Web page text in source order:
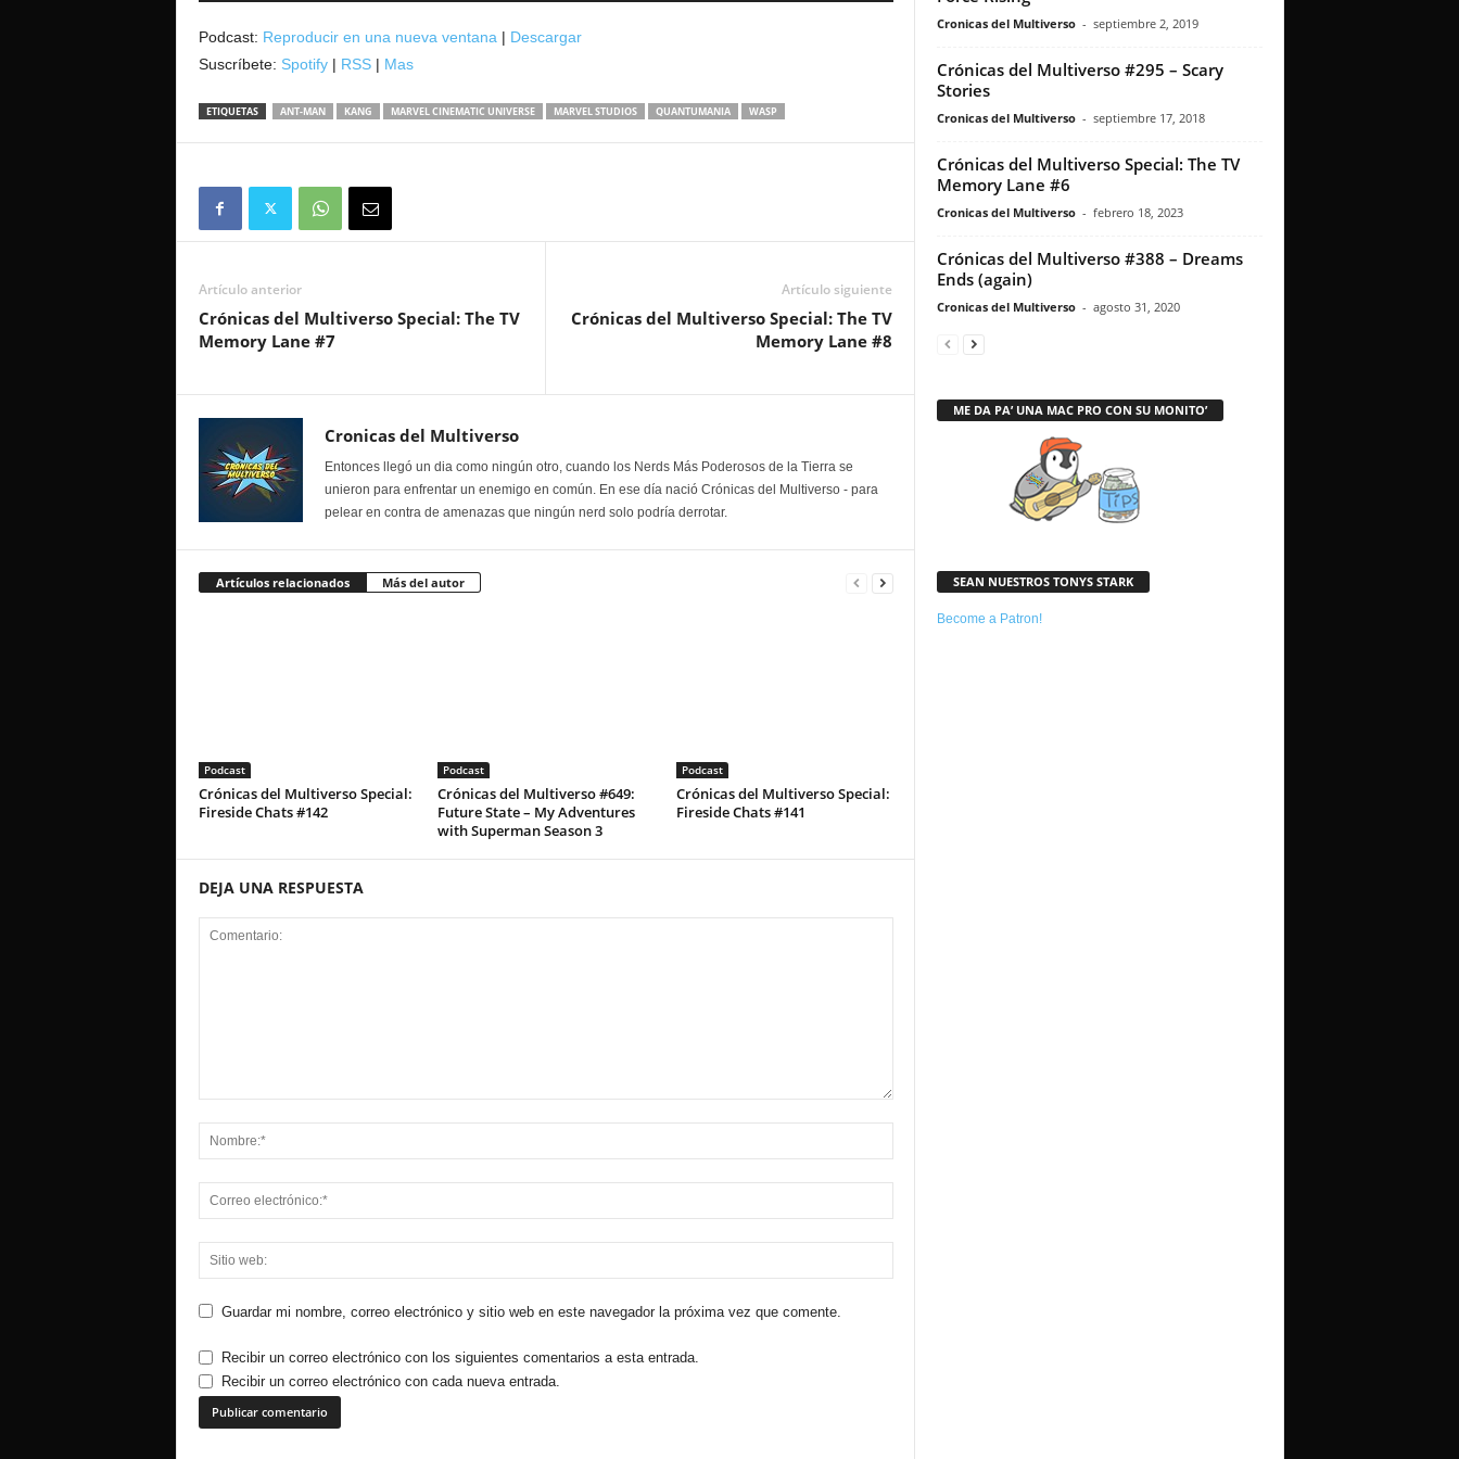
Podcast: Reproducir en una nueva ventana| Descargar
Suscríbete: Spotify| RSS| Mas
ETIQUETAS ANT-MAN KANG MARVEL CINEMATIC UNIVERSE MARVEL STUDIOS QUANTUMANIA WASP
Artículo anterior
Crónicas del Multiverso Special: The TV
Memory Lane #7
Artículo siguiente
Crónicas del Multiverso Special: The TV
Memory Lane #8
Cronicas del Multiverso
Entonces llegó un dia como ningún otro, cuando los Nerds Más Poderosos de la Tierra se
unieron para enfrentar un enemigo en común. En ese día nació Crónicas del Multiverso - para
pelear en contra de amenazas que ningún nerd solo podría derrotar.
Artículos relacionados Más del autor
Podcast
Crónicas del Multiverso Special:
Fireside Chats #142
Podcast
Crónicas del Multiverso #649:
Future State – My Adventures
with Superman Season 3
Podcast
Crónicas del Multiverso Special:
Fireside Chats #141
DEJA UNA RESPUESTA
Guardar mi nombre, correo electrónico y sitio web en este navegador la próxima vez que comente.
Recibir un correo electrónico con los siguientes comentarios a esta entrada.
Recibir un correo electrónico con cada nueva entrada.
Cronicas del Multiverso - septiembre 2, 2019
Crónicas del Multiverso #295 – Scary
Stories
Cronicas del Multiverso - septiembre 17, 2018
Crónicas del Multiverso Special: The TV
Memory Lane #6
Cronicas del Multiverso - febrero 18, 2023
Crónicas del Multiverso #388 – Dreams
Ends (again)
Cronicas del Multiverso - agosto 31, 2020
ME DA PA’ UNA MAC PRO CON SU MONITO’
SEAN NUESTROS TONYS STARK
Become a Patron!